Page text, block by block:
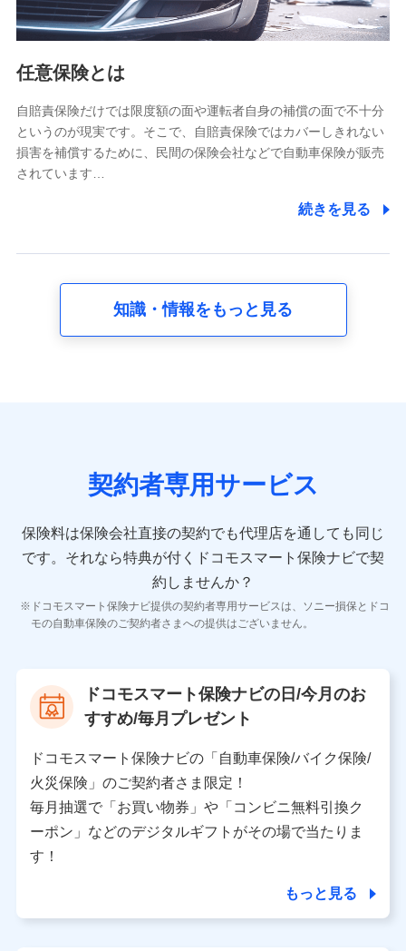
報。例として、dポイントカード番号、性別、年齢、家族
構成、住所、dポイント残高、dポイント利用履歴などが
含まれます。
当社又は株式会社NTTドコモが提供する各種サービスな
又は株式会社NTTドコモが提供する各種サービスのご契
約状態・ご利用履歴インターネット利用時の行動に関す
る情報、アプリケーション利用時の行動に関する情報、
購入されたサービスや商品の名称・購入場所・決済に関
する情報、アンケートの回答に関する情報などが含まれ
の内容、保険料、保険料のお支払方法、車のメーカーや
走行距離などの情報、建物の構造や築年数などの情報、
険契約に関する情報。例として、保険契約者及び被保険
者の氏名、住所、生年月日、性別、保険契約者と被保険
報、建物の構造や築年数などの情報、ペットの種類や年
齢などの情報などが含まれます。
【共同して利用する者の範囲】
当社
当社又は株式会社NTTドコモが提供する保険関連サービ
スにおけるユーザ登録受付および管理のため
を受けている保険会社・提携会社の保険その他に関する
情報を提供するため、また維持管理等の委託業務遂行の
ため、またそれらに付帯、関連する当社、株式会社NTT
ドコモおよび提携会社のサービスを案内、提供するため
（各サービスで取得したサービス利用履歴、ウェブサイ
トの閲覧履歴、購買履歴、ご契約内容等のパーソナルデ
ータを分析して、お客さまの趣味・嗜好・傾向に応じた
任意保険とは
自賠責保険だけでは限度額の面や運転者自身の補償の面で不十分
というのが現実です。そこで、自賠責保険ではカバーしきれない
損害を補償するために、民間の保険会社などで自動車保険が販売
されています…
続きを見る
知識・情報をもっと見る
契約者専用サービス
保険料は保険会社直接の契約でも代理店を通しても同じ
です。 それなら特典が付くドコモスマート保険ナビで契
約しませんか？
ドコモスマート保険ナビ提供の契約者専用サービスは、ソニー損保とドコ
モの自動車保険のご契約者さまへの提供はございません。
ドコモスマート保険ナビの日/今月のお
すすめ/毎月プレゼント
ドコモスマート保険ナビの「自動車保険/バイク保険/
火災保険」のご契約者さま限定！
毎月抽選で「お買い物券」や「コンビニ無料引換ク
ーポン」などのデジタルギフトがその場で当たりま
す！
もっと見る